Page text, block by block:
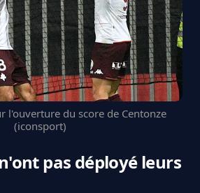
l'ouverture du score de Centonze
(iconsport)
pas déployé leurs